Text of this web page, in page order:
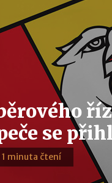
se
1 minuta čtení